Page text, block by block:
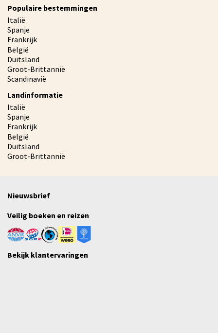
Populaire bestemmingen
Italië
Spanje
Frankrijk
België
Duitsland
Groot-Brittannië
Scandinavië
Landinformatie
Italië
Spanje
Frankrijk
België
Duitsland
Groot-Brittannië
Nieuwsbrief
Veilig boeken en reizen
Bekijk klantervaringen